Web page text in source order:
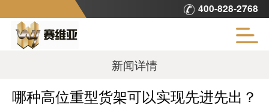
400-828-2768
新闻详情
哪种高位重型货架可以实现先进先出？